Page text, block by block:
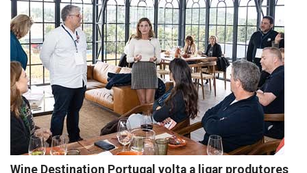
Wine Destination Portugal volta a ligar produtores